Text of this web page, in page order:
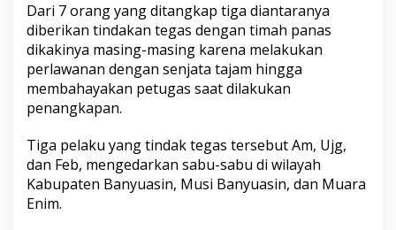
Dari 7 orang yang ditangkap tiga diantaranya
diberikan tindakan tegas dengan timah panas
dikakinya masing-masing karena melakukan
perlawanan dengan senjata tajam hingga
membahayakan petugas saat dilakukan
penangkapan.
Tiga pelaku yang tindak tegas tersebut Am, Ujg,
dan Feb, mengedarkan sabu-sabu di wilayah
Kabupaten Banyuasin, Musi Banyuasin, dan Muara
Enim.